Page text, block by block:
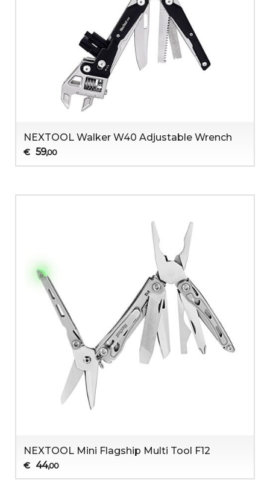
NEXTOOL Walker W40 Adjustable Wrench
€ 59,00
NEXTOOL Mini Flagship Multi Tool F12
€ 44,00